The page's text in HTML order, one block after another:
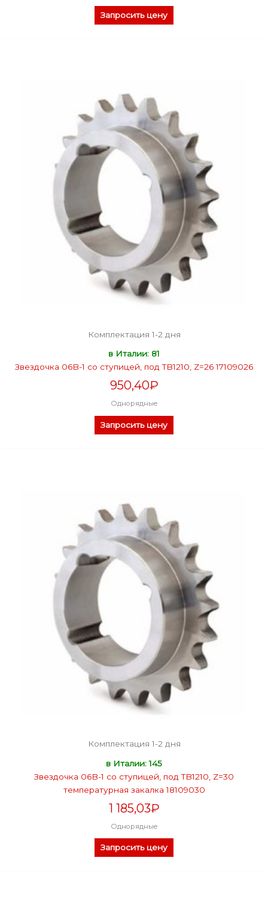
Запросить цену
Комплектация 1-2 дня
в Италии: 81
Звездочка 06B-1 со ступицей, под TB1210, Z=26 17109026
950,40₽
Однорядные
Запросить цену
Комплектация 1-2 дня
в Италии: 145
Звездочка 06B-1 со ступицей, под TB1210, Z=30
температурная закалка 18109030
1 185,03₽
Однорядные
Запросить цену